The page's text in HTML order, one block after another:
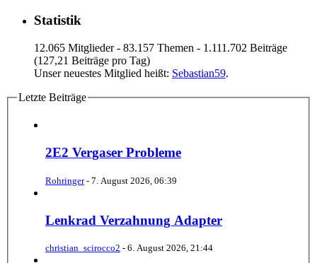
Statistik
12.065 Mitglieder - 83.157 Themen - 1.111.702 Beiträge
(127,21 Beiträge pro Tag)
Unser neuestes Mitglied heißt: Sebastian59.
Letzte Beiträge
2E2 Vergaser Probleme
Rohringer- 7. August 2026, 06:39
Lenkrad Verzahnung Adapter
christian_scirocco2 - 6. August 2026, 21:44